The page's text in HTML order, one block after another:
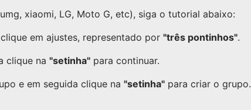
xiaomi, LG, Moto G, etc), siga o tutorial abaixo:
em ajustes, representado por "três pontinhos".
clique na "setinha" para continuar.
e em seguida clique na "setinha" para criar o grupo.